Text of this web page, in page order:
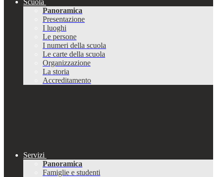
Scuola
Panoramica
Presentazione
I luoghi
Le persone
I numeri della scuola
Le carte della scuola
Organizzazione
La storia
Accreditamento
Servizi
Panoramica
Famiglie e studenti